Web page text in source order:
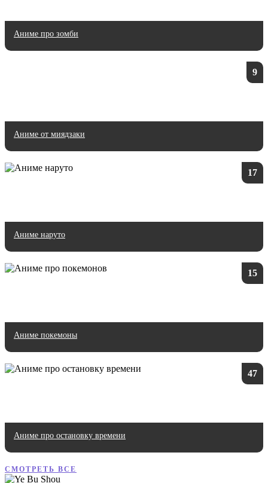
Аниме про зомби
9
Аниме от миядзаки
17
Аниме наруто
15
Аниме покемоны
47
Аниме про остановку времени
СМОТРЕТЬ ВСЕ